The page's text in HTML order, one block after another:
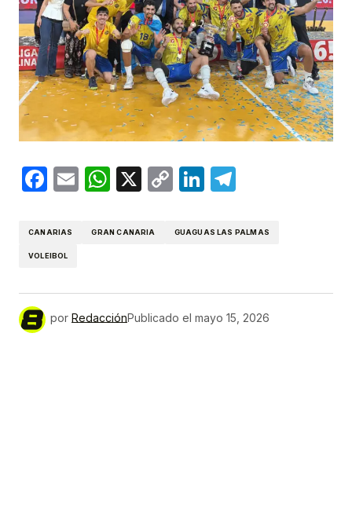
Facebook
EmailWhatsApp
X
CopyLinkedIn
CANARIAS GRAN CANARIA GUAGUAS LAS PALMAS
VOLEIBOL
por RedacciónPublicado el mayo 15, 2026